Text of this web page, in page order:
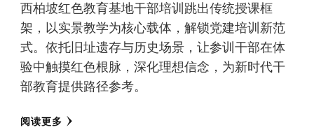
西柏坡红色教育基地干部培训跳出传统授课框
架，以实景教学为核心载体，解锁党建培训新范
式。依托旧址遗存与历史场景，让参训干部在体
验中触摸红色根脉，深化理想信念，为新时代干
部教育提供路径参考。
阅读更多